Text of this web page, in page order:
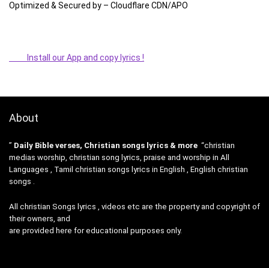
Optimized & Secured by – Cloudflare CDN/APO
Install our App and copy lyrics !
About
” Daily Bible verses, Christian songs lyrics & more “christian
medias worship, christian song lyrics, praise and worship in All
Languages , Tamil christian songs lyrics in English , English christian
songs .
All christian Songs lyrics , videos etc are the property and copyright of
their owners, and
are provided here for educational purposes only.